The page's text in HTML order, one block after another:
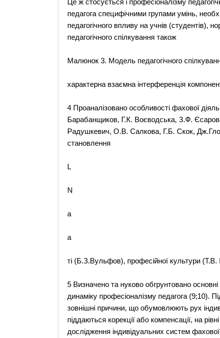
Це ж стосується i професiоналiзму
педагога специфiчними групами умiнь,
педагогiчного впливу на учнiв (студентiв),
педагогiчного спiлкування також
Малюнок 3. Модель педагогічного
характерна взаємна інтерференція
4 Проаналізовано особливості фахової
Барабанщиков, Г.К. Воєводська, З.Ф.
Радушкевич, О.В. Салкова, Г.Б. Скок,
становлення
L
N
a
a
тi (Б.З.Вульфов), професiйної культури
5 Визначено та нуково обгрунтовано
динамiку професiоналiзму педагога (9;10).
зовнiшнi причини, що обумовлюють рух
пiддаються корекцiї або компенсацiї, на
дослiдження iндивiдуальних систем